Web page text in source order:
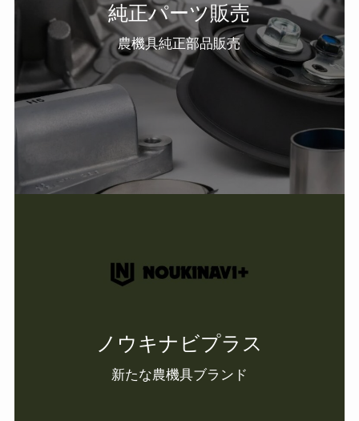
純正パーツ販売
農機具純正部品販売
ノウキナビプラス
新たな農機具ブランド